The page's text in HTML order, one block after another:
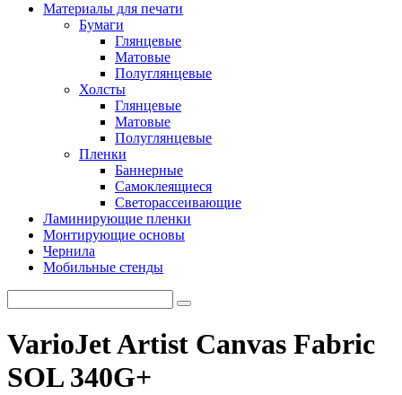
Материалы для печати
Бумаги
Глянцевые
Матовые
Полуглянцевые
Холсты
Глянцевые
Матовые
Полуглянцевые
Пленки
Баннерные
Самоклеящиеся
Светорассеивающие
Ламинирующие пленки
Монтирующие основы
Чернила
Мобильные стенды
VarioJet Artist Canvas Fabric
SOL 340G+